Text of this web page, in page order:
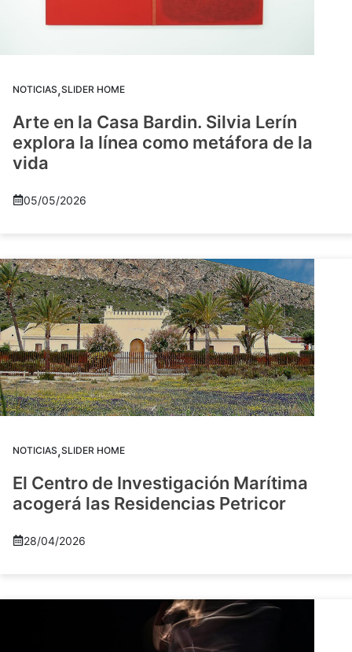
NOTICIAS,SLIDER HOME
Arte en la Casa Bardin. Silvia Lerín
explora la línea como metáfora de la
vida
05/05/2026
NOTICIAS,SLIDER HOME
El Centro de Investigación Marítima
acogerá las Residencias Petricor
28/04/2026